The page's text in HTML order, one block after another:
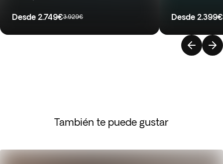
Desde 2.749€3.929€ Desde 2.399€
También te puede gustar